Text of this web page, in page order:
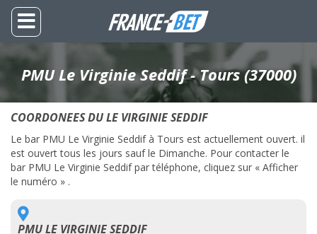
PMU Le Virginie Seddif - Tours (37000)
COORDONEES DU LE VIRGINIE SEDDIF
Le bar PMU Le Virginie Seddif à Tours est actuellement ouvert. il
est ouvert tous les jours sauf le Dimanche. Pour contacter le
bar PMU Le Virginie Seddif par téléphone, cliquez sur « Afficher
le numéro » .
PMU LE VIRGINIE SEDDIF